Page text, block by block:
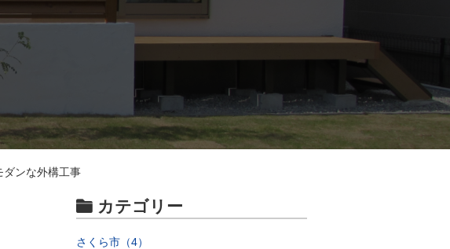
ダンな外構工事
カテゴリー
さくら市（4）